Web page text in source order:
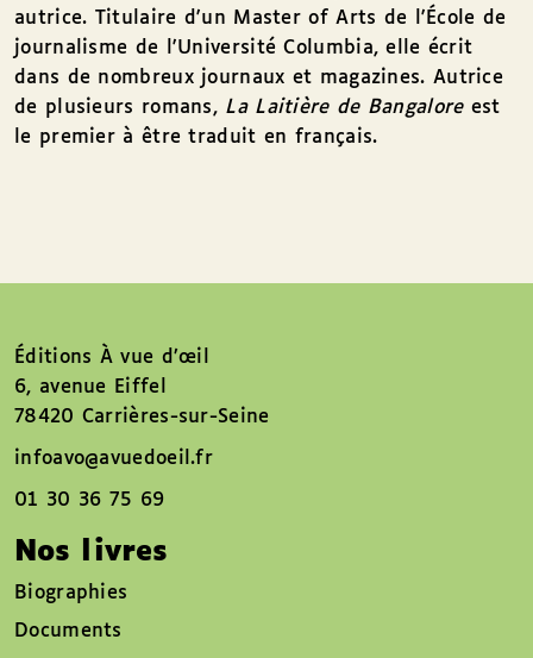
autrice. Titulaire d'un Master of Arts de l'École de
journalisme de l'Université Columbia, elle écrit
dans de nombreux journaux et magazines. Autrice
de plusieurs romans, La Laitière de Bangaloreest
le premier à être traduit en français.
Éditions À vue d’œil
6, avenue Eiffel
78420 Carrières-sur-Seine
infoavo@avuedoeil.fr
01 30 36 75 69
Nos livres
Biographies
Documents